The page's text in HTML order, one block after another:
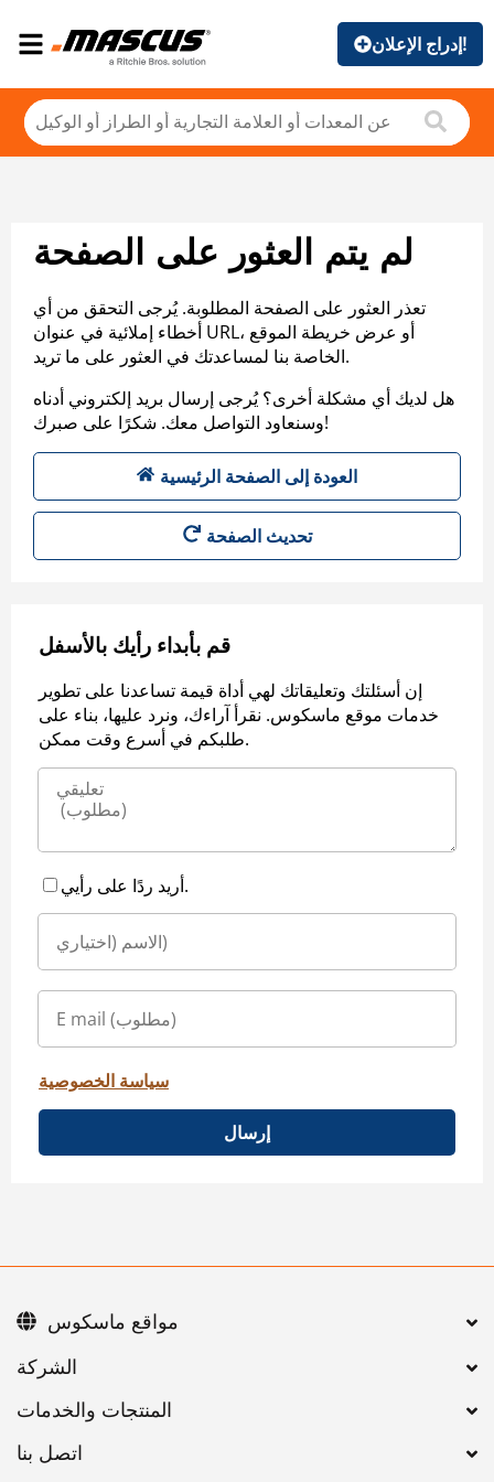
إدراج الإعلان!
لم يتم العثور على الصفحة
تعذر العثور على الصفحة المطلوبة. يُرجى التحقق من أي
أخطاء إملائية في عنوان URL، أو عرض خريطة الموقع
الخاصة بنا لمساعدتك في العثور على ما تريد.
هل لديك أي مشكلة أخرى؟ يُرجى إرسال بريد إلكتروني أدناه
وسنعاود التواصل معك. شكرًا على صبرك!
العودة إلى الصفحة الرئيسية
تحديث الصفحة
قم بأبداء رأيك بالأسفل
إن أسئلتك وتعليقاتك لهي أداة قيمة تساعدنا على تطوير
خدمات موقع ماسكوس. نقرأ آراءك، ونرد عليها، بناء على
طلبكم في أسرع وقت ممكن.
أريد ردًا على رأيي.
سياسة الخصوصية
إرسال
اتصل بنا
مواقع ماسكوس